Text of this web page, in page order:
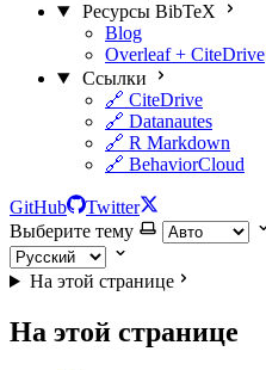
Ресурсы BibTeX
Blog
Overleaf + CiteDrive
Ссылки
🔗 CiteDrive
🔗 Datanautes
🔗 R Markdown
🔗 BehaviorCloud
GitHub
Twitter
Выберите тему
На этой странице
На этой странице